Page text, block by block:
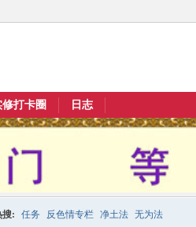
修打卡圈 日志
搜: 任务 反色情专栏 净土法 无为法